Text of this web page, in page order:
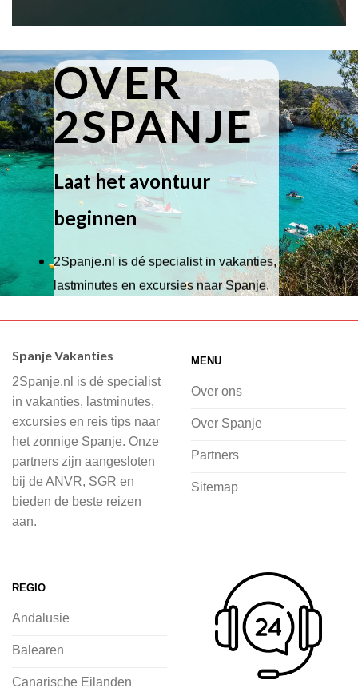
OVER
2SPANJE
Laat het avontuur
beginnen
2Spanje.nl is dé specialist in vakanties,
lastminutes en excursies naar Spanje.
Wij hebben een breed scala aan
of je nu wilt relaxen op het strand,
cultuur wilt ontdekken of avontuur zoekt
in de natuur.
Bij 2Spanje.nl begint de voorpret al
voordat je het vliegtuig instapt, door
inspiratie op te doen over dit zonnige
vliegvakantie zoeken en boeken bij
2Spanje.nl, met een team dat altijd
klaarstaat om eventuele vragen te
beantwoorden en ervoor te zorgen dat
jij met een gerust hart op vakantie kunt
Spanje Vakanties
2Spanje.nl is dé specialist
in vakanties, lastminutes,
excursies en reis tips naar
het zonnige Spanje. Onze
partners zijn aangesloten
bij de ANVR, SGR en
bieden de beste reizen
aan.
MENU
Over ons
Over Spanje
Partners
Sitemap
REGIO
Andalusie
Balearen
Canarische Eilanden